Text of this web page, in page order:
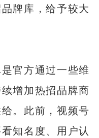
牌库，给予较大
官方通过一些维
增加热招品牌商
。此前，视频号
知名度、用户认